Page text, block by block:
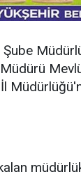
Şube